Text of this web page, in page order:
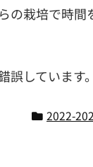
の栽培で時
しています。
2022-